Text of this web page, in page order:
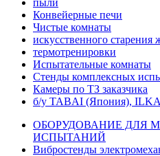
Конвейерные печи
Чистые комнаты
искусственного старения
термотренировки
Испытательные комнаты
Стенды комплексных
Камеры по ТЗ заказчика
б/у TABAI (Япония),
ОБОРУДОВАНИЕ ДЛЯ
ИСПЫТАНИЙ
Вибростенды